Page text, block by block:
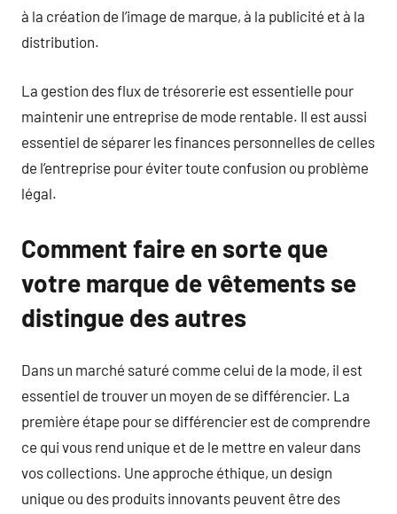
à la création de l’image de marque, à la publicité et à la
distribution.
La gestion des flux de trésorerie est essentielle pour
maintenir une entreprise de mode rentable. Il est aussi
essentiel de séparer les finances personnelles de celles
de l’entreprise pour éviter toute confusion ou problème
légal.
Comment faire en sorte que
votre marque de vêtements se
distingue des autres
Dans un marché saturé comme celui de la mode, il est
essentiel de trouver un moyen de se différencier. La
première étape pour se différencier est de comprendre
ce qui vous rend unique et de le mettre en valeur dans
vos collections. Une approche éthique, un design
unique ou des produits innovants peuvent être des